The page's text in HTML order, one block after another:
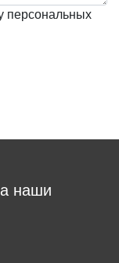
персональных
наши